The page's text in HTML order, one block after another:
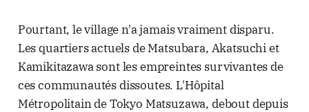
Pourtant, le village n'a jamais vraiment disparu.
Les quartiers actuels de Matsubara, Akatsuchi et
Kamikitazawa sont les empreintes survivantes de
ces communautés dissoutes. L'Hôpital
Métropolitain de Tokyo Matsuzawa, debout depuis